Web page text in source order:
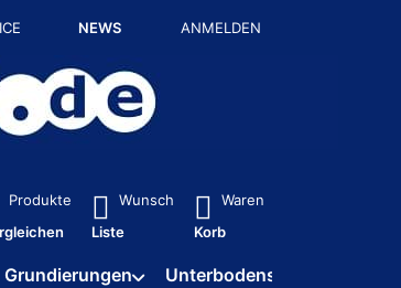
NEWS ANMELDEN
Drücken Sie die Eingabetaste, um alle
Produkte
Wunsch
Liste
Waren
Korb
Grundierungen Unterbodenschutz / HV